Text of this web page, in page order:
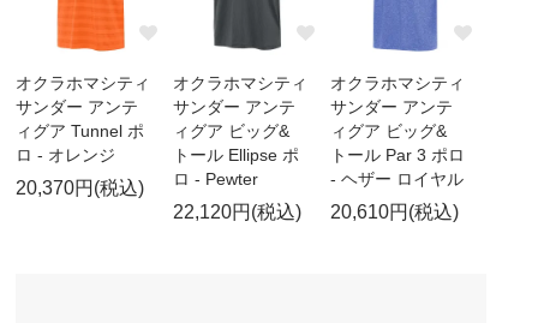
オクラホマシティ
サンダー アンテ
ィグア Tunnel ポ
ロ - オレンジ
20,370円(税込)
オクラホマシティ
サンダー アンテ
ィグア ビッグ&
トール Ellipse ポ
ロ - Pewter
22,120円(税込)
オクラホマシティ
サンダー アンテ
ィグア ビッグ&
トール Par 3 ポロ
- ヘザー ロイヤル
20,610円(税込)